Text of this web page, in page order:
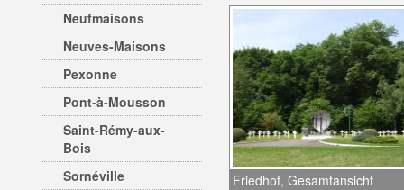
Neufmaisons
Neuves-Maisons
Pexonne
Pont-à-Mousson
Saint-Rémy-aux-
Bois
Sornéville
Friedhof, Gesamtansicht